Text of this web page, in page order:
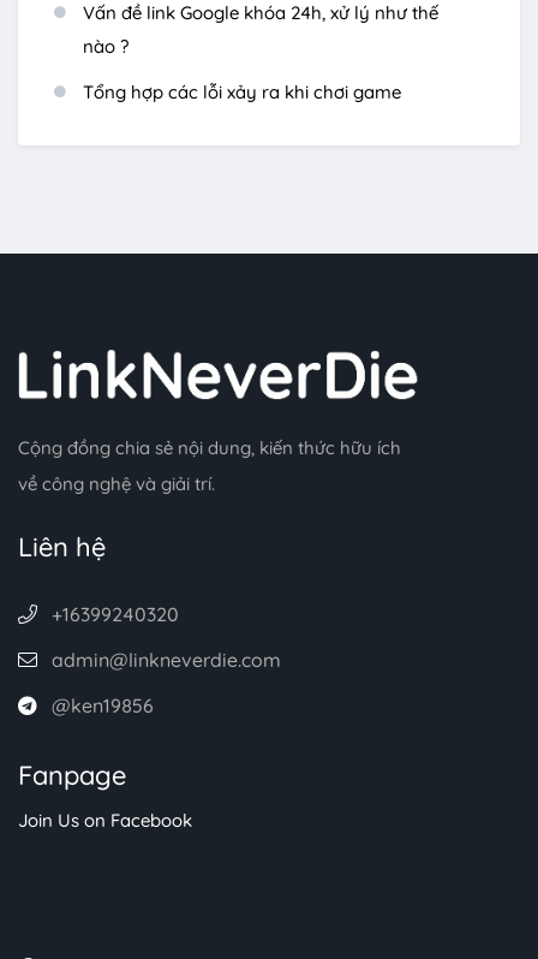
Vấn đề link Google khóa 24h, xử lý như thế
nào ?
Tổng hợp các lỗi xảy ra khi chơi game
Cộng đồng chia sẻ nội dung, kiến thức hữu ích
về công nghệ và giải trí.
Liên hệ
+16399240320
admin@linkneverdie.com
@ken19856
Fanpage
Join Us on Facebook